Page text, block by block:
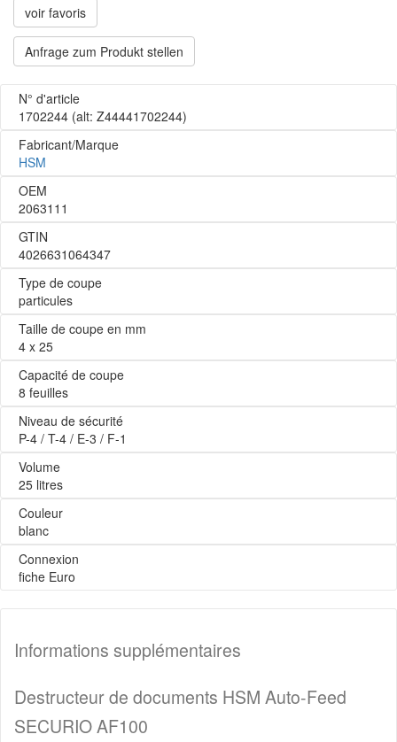
voir favoris
Anfrage zum Produkt stellen
N° d'article
1702244 (alt: Z44441702244)
Fabricant/Marque
HSM
OEM
2063111
GTIN
4026631064347
Type de coupe
particules
Taille de coupe en mm
4 x 25
Capacité de coupe
8 feuilles
Niveau de sécurité
P-4 / T-4 / E-3 / F-1
Volume
25 litres
Couleur
blanc
Connexion
fiche Euro
Informations supplémentaires
Destructeur de documents HSM Auto-Feed
SECURIO AF100